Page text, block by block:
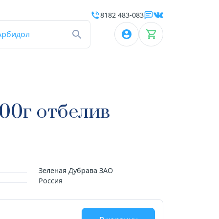
8182 483-083
отбелив
Зеленая Дубрава ЗАО
Россия